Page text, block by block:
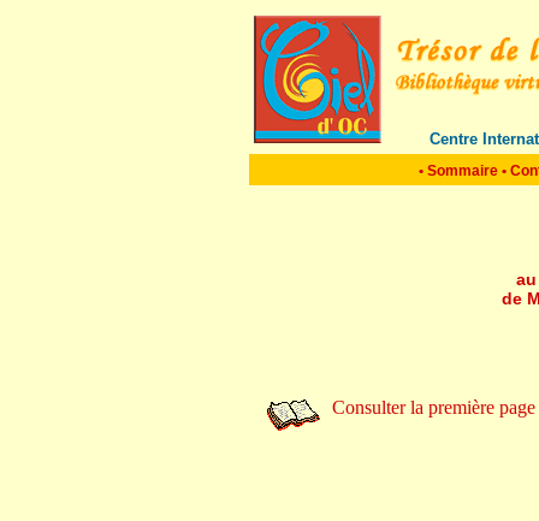
Centre
• Sommaire •
de
Consulter la première page